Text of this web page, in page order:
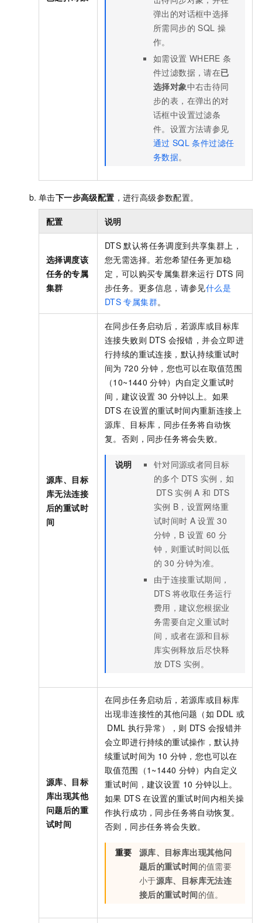
弹出的对话框中选择
所需同步的 SQL 操
作。
如需设置 WHERE 条
件过滤数据，请在已
选择对象中右击待同
步的表，在弹出的对
话框中设置过滤条
件。设置方法请参见
通过 SQL 条件过滤任
务数据。
单击下一步高级配置 ，进行高级参数配置。
配置 说明
选择调度该
任务的专属
集群
DTS 默认将任务调度到共享集群上，
您无需选择。若您希望任务更加稳
定，可以购买专属集群来运行 DTS 同
步任务。更多信息，请参见什么是
DTS 专属集群。
源库、目标
库无法连接
后的重试时
间
在同步任务启动后，若源库或目标库
连接失败则 DTS 会报错，并会立即进
行持续的重试连接，默认持续重试时
间为 720 分钟，您也可以在取值范围
（10~1440 分钟）内自定义重试时
间，建议设置 30 分钟以上。如果
DTS 在设置的重试时间内重新连接上
源库、目标库，同步任务将自动恢
复。否则，同步任务将会失败。
说明
针对同源或者同目标
的多个 DTS 实例，如
DTS 实例 A 和 DTS
实例 B，设置网络重
试时间时 A 设置 30
分钟，B 设置 60 分
钟，则重试时间以低
的 30 分钟为准。
由于连接重试期间，
DTS 将收取任务运行
费用，建议您根据业
务需要自定义重试时
间，或者在源和目标
库实例释放后尽快释
放 DTS 实例。
源库、目标
库出现其他
问题后的重
试时间
在同步任务启动后，若源库或目标库
出现非连接性的其他问题（如 DDL 或
DML 执行异常），则 DTS 会报错并
会立即进行持续的重试操作，默认持
续重试时间为 10 分钟，您也可以在
取值范围（1~1440 分钟）内自定义
重试时间，建议设置 10 分钟以上。
如果 DTS 在设置的重试时间内相关操
作执行成功，同步任务将自动恢复。
否则，同步任务将会失败。
重要
源库、目标库出现其他问
题后的重试时间的值需要
小于源库、目标库无法连
接后的重试时间的值。